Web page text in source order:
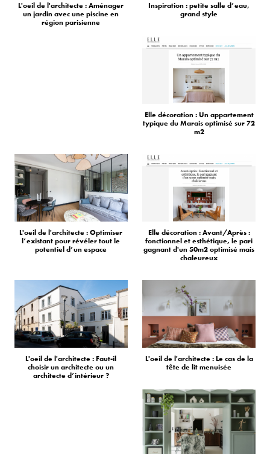
L'oeil de l'architecte : Aménager
un jardin avec une piscine en
région parisienne
Inspiration : petite salle d’eau,
grand style
Elle décoration : Un appartement
typique du Marais optimisé sur 72
m2
L'oeil de l'architecte : Optimiser
l’existant pour révéler tout le
potentiel d’un espace
Elle décoration : Avant/Après :
fonctionnel et esthétique, le pari
gagnant d'un 50m2 optimisé mais
chaleureux
L'oeil de l'architecte : Faut-il
choisir un architecte ou un
architecte d’intérieur ?
L'oeil de l'architecte : Le cas de la
tête de lit menuisée